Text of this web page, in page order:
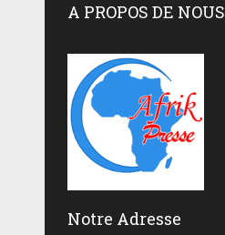
A PROPOS DE NOUS
Notre Adresse